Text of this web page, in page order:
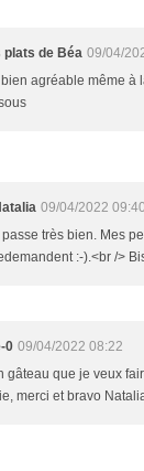
plats de Béa 09/04/
bien agréable même à
09/04/2022 09:40
Il passe très bien. Mes
:-).<br />
0 09/04/2022 08:22
gâteau que je veux
merci et bravo